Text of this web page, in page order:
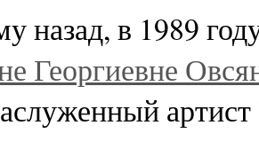
назад, в 1989
Георгиевне